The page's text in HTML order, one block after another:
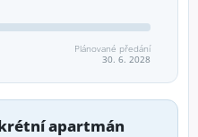
Plánované předání
30. 6. 2028
apartmán